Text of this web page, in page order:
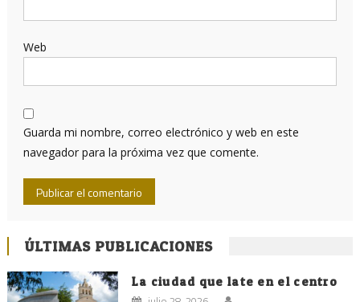
Web
Guarda mi nombre, correo electrónico y web en este
navegador para la próxima vez que comente.
ÚLTIMAS PUBLICACIONES
La ciudad que late en el centro